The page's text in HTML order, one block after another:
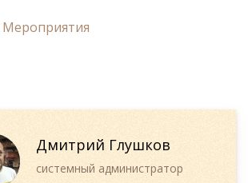
Мероприятия
Дмитрий Глушков
системный администратор